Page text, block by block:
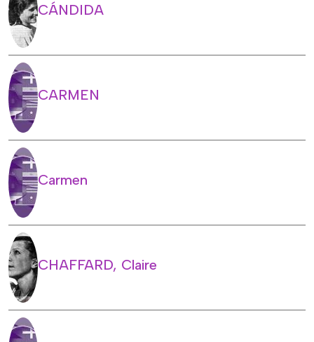
CÁNDIDA
CARMEN
Carmen
CHAFFARD, Claire